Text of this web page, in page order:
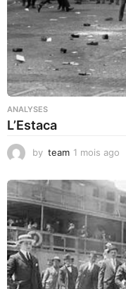
ANALYSES
L’Estaca
by team 1 mois ago
i
s
a
o